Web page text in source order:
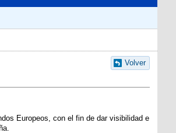
Volver
Europeos, con el fin de dar visibilidad e